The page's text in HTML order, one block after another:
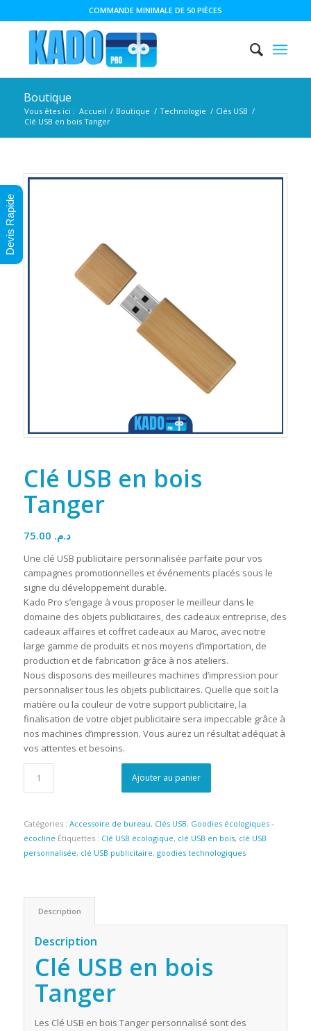
COMMANDE MINIMALE DE 50 PIÈCES
Boutique
Vous êtes ici : Accueil / Boutique / Technologie / Clés USB /
Clé USB en bois Tanger
Clé USB en bois
Tanger
د.م.
Une clé USB publicitaire personnalisée parfaite pour vos
campagnes promotionnelles et événements placés sous le
signe du développement durable.
Kado Pro s’engage à vous proposer le meilleur dans le
domaine des objets publicitaires, des cadeaux entreprise, des
cadeaux affaires et coffret cadeaux au Maroc, avec notre
large gamme de produits et nos moyens d’importation, de
production et de fabrication grâce à nos ateliers.
Nous disposons des meilleures machines d’impression pour
personnaliser tous les objets publicitaires. Quelle que soit la
matière ou la couleur de votre support publicitaire, la
finalisation de votre objet publicitaire sera impeccable grâce à
nos machines d’impression. Vous aurez un résultat adéquat à
vos attentes et besoins.
Ajouter au panier
Catégories : Accessoire de bureau, Clés USB, Goodies écologiques -
écocline Étiquettes : Clé USB écologique, clé USB en bois, clé USB
personnalisée, clé USB publicitaire, goodies technologiques
Description
Description
Clé USB en bois
Tanger
Les Clé USB en bois Tanger personnalisé sont des
Devis Rapide